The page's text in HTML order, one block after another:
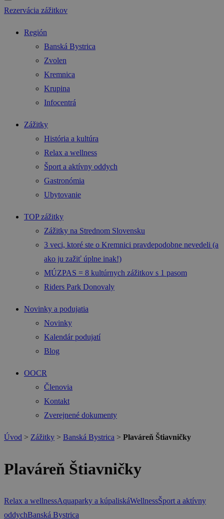
Rezervácia zážitkov
Región
Banská Bystrica
Zvolen
Kremnica
Krupina
Infocentrá
Zážitky
História a kultúra
Relax a wellness
Šport a aktívny oddych
Gastronómia
Ubytovanie
TOP zážitky
Zážitky na Strednom Slovensku
3 veci, ktoré ste o Kremnici pravdepodobne nevedeli (a
ako ju zažiť úplne inak!)
MÚZPAS = 8 kultúrnych zážitkov s 1 pasom
Riders Park Donovaly
Novinky a podujatia
Novinky
Kalendár podujatí
Blog
OOCR
Členovia
Kontakt
Zverejnené dokumenty
Úvod > Zážitky > Banská Bystrica > Plaváreň Štiavničky
Plaváreň Štiavničky
Relax a wellnessAquaparky a kúpaliskáWellnessŠport a aktívny
oddychBanská Bystrica